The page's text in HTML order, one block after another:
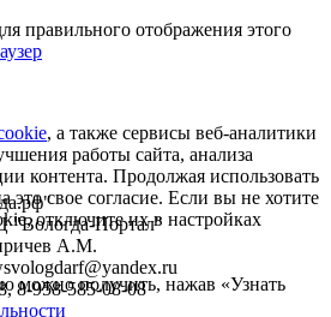
Портал"
А.М.
8-958-585-08-08
правильного отображения этого
, а также сервисы веб-аналитики
работы сайта, анализа
контента. Продолжая использовать
это свое согласие. Если вы не хотите
отключите их в настройках
можно получить, нажав «Узнать